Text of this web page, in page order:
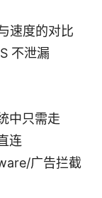
速度的对比
不泄漏
中只需走
连
广告拦截